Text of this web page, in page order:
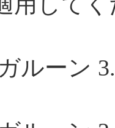
ルーン